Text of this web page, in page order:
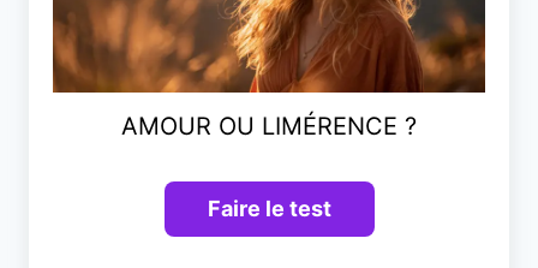
AMOUR OU LIMÉRENCE ?